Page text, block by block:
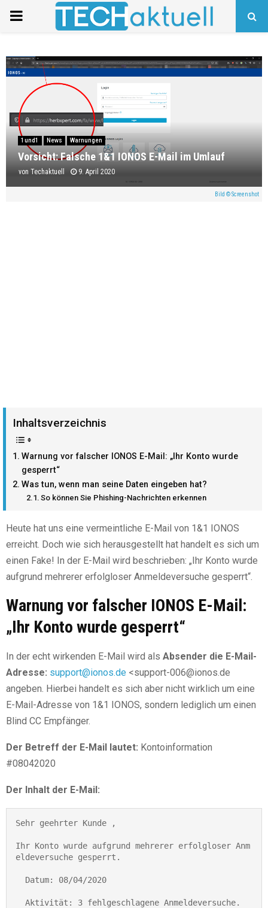
PRIMARY
1und1 News Warnungen
Vorsicht: Falsche 1&1 IONOS E-Mail im Umlauf
von Techaktuell 9. April 2020
Bild © Screenshot
Inhaltsverzeichnis
Warnung vor falscher IONOS E-Mail: „Ihr Konto wurde
gesperrt“
Was tun, wenn man seine Daten eingeben hat?
So können Sie Phishing-Nachrichten erkennen
Heute hat uns eine vermeintliche E-Mail von 1&1 IONOS
erreicht. Doch wie sich herausgestellt hat handelt es sich um
einen Fake! In der E-Mail wird beschrieben: „Ihr Konto wurde
aufgrund mehrerer erfolgloser Anmeldeversuche gesperrt“.
Warnung vor falscher IONOS E-Mail:
„Ihr Konto wurde gesperrt“
In der echt wirkenden E-Mail wird als Absender die E-Mail-
Adresse: support@ionos.de <support-006@ionos.de
angeben. Hierbei handelt es sich aber nicht wirklich um eine
E-Mail-Adresse von 1&1 IONOS, sondern lediglich um einen
Blind CC Empfänger.
Der Betreff der E-Mail lautet: Kontoinformation
#08042020
Der Inhalt der E-Mail:
Sehr geehrter Kunde ,
Ihr Konto wurde aufgrund mehrerer erfolgloser Anm
eldeversuche gesperrt.
Datum: 08/04/2020
Aktivität: 3 fehlgeschlagene Anmeldeversuche.